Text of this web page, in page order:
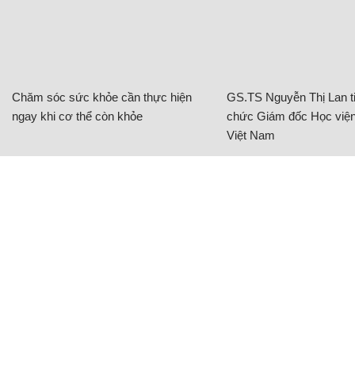
Chăm sóc sức khỏe cần thực hiện
ngay khi cơ thể còn khỏe
GS.TS Nguyễn Thị Lan
chức Giám đốc Học
Việt Nam